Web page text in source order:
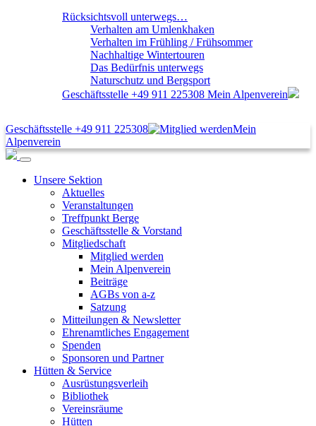
Rücksichtsvoll unterwegs…
Verhalten am Umlenkhaken
Verhalten im Frühling / Frühsommer
Nachhaltige Wintertouren
Das Bedürfnis unterwegs
Naturschutz und Bergsport
Geschäftsstelle +49 911 225308 Mein Alpenverein
Geschäftsstelle +49 911 225308
Mein
Alpenverein
Unsere Sektion
Aktuelles
Veranstaltungen
Treffpunkt Berge
Geschäftsstelle & Vorstand
Mitgliedschaft
Mitglied werden
Mein Alpenverein
Beiträge
AGBs von a-z
Satzung
Mitteilungen & Newsletter
Ehrenamtliches Engagement
Spenden
Sponsoren und Partner
Hütten & Service
Ausrüstungsverleih
Bibliothek
Vereinsräume
Hütten